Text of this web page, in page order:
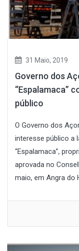
31 Maio, 2019
Governo dos
“Espalamaca”
público
O Governo dos
interesse público a
“Espalamaca”,
aprovada no
maio, em Angra do